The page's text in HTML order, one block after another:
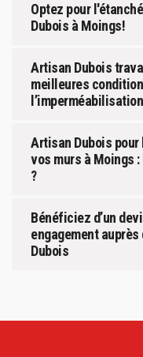
Optez pour
Dubois à Moings!
Artisan Dubois
meilleures
Artisan Dubois
vos murs à Moings
?
Bénéficiez d’un
engagement
Dubois